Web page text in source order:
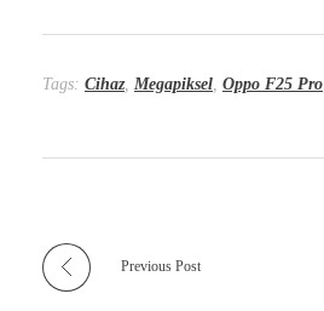
Tags: Cihaz, Megapiksel Oppo F25 Pro
Previous Post